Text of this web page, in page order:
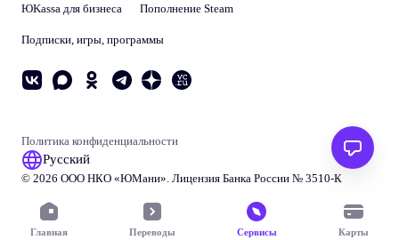
Главная Переводы Сервисы Карты
ЮKassa для бизнеса Пополнение Steam
Подписки, игры, программы
Русский
© 2026 ООО НКО «ЮМани». Лицензия Банка России № 3510‑К
Политика конфиденциальности